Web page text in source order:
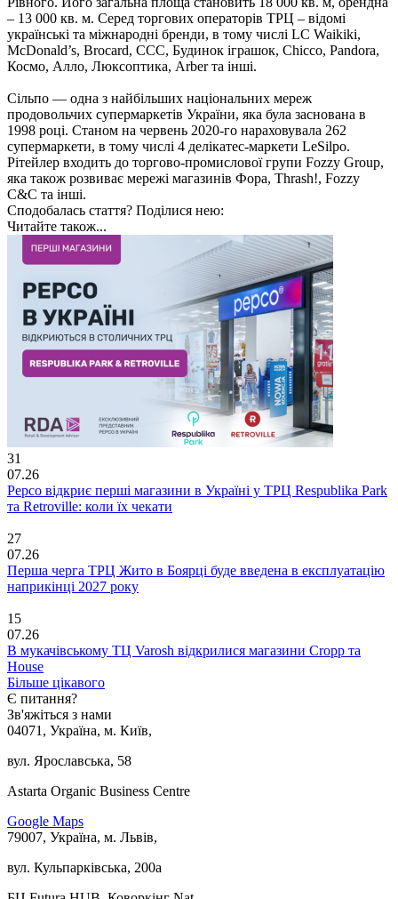
– 13 000 кв. м. Серед торгових операторів ТРЦ – відомі
українські та міжнародні бренди, в тому числі LC Waikiki,
McDonald’s, Brocard, ССС, Будинок іграшок, Chicco, Pandora,
Космо, Алло, Люксоптика, Arber та інші.
Сільпо — одна з найбільших національних мереж
продовольчих супермаркетів України, яка була заснована в
1998 році. Станом на червень 2020-го нараховувала 262
супермаркети, в тому числі 4 делікатес-маркети LeSilpo.
Рітейлер входить до торгово-промислової групи Fozzy Group,
яка також розвиває мережі магазинів Фора, Thrash!, Fozzy
C&C та інші.
Сподобалась стаття? Поділися нею:
Читайте також...
31
07.26
Pepco відкриє перші магазини в Україні у ТРЦ Respublika Park
та Retroville: коли їх чекати
27
07.26
Перша черга ТРЦ Жито в Боярці буде введена в експлуатацію
наприкінці 2027 року
15
07.26
В мукачівському ТЦ Varosh відкрилися магазини Cropp та
House
Більше цікавого
Є питання?
Зв'яжіться з нами
04071, Україна, м. Київ,
вул. Ярославська, 58
Astarta Organic Business Centre
Google Maps
79007, Україна, м. Львів,
вул. Кульпарківська, 200а